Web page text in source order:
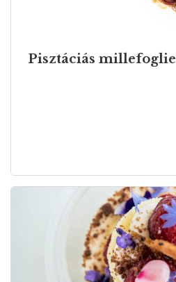
Pisztáciás millefoglie